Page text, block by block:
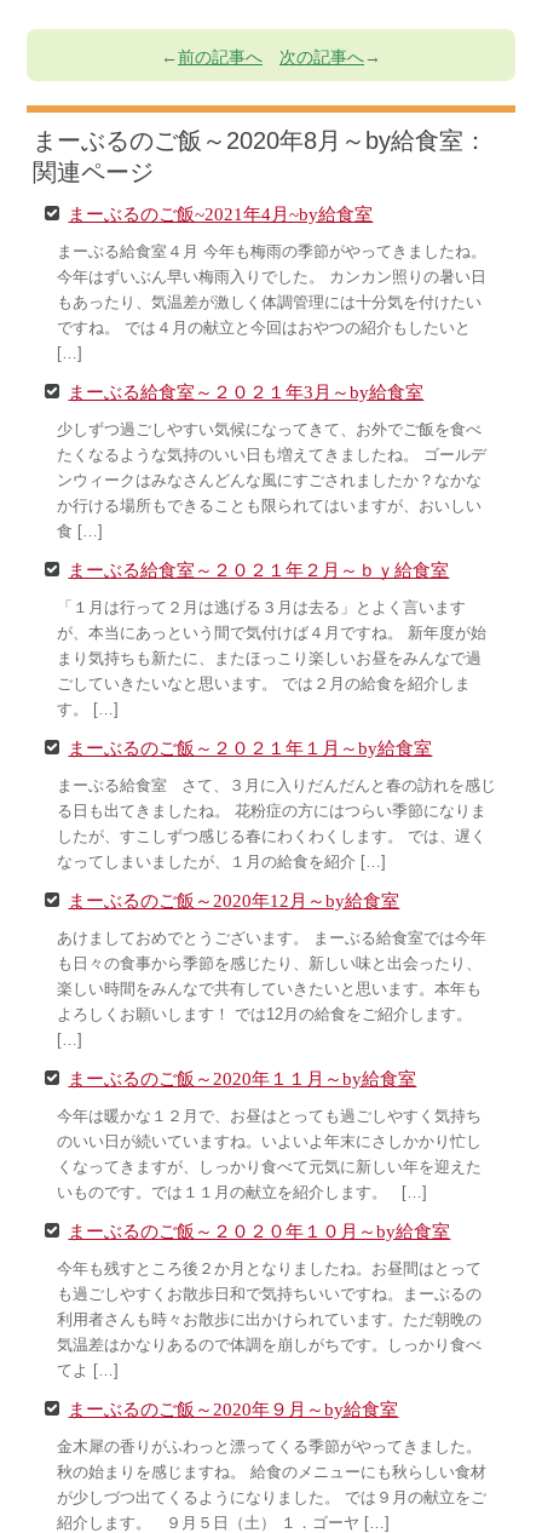
←前の記事へ 次の記事へ→
まーぶるのご飯～2020年8月～by給食室：
関連ページ
まーぶるのご飯~2021年4月~by給食室
まーぶる給食室４月 今年も梅雨の季節がやってきましたね。
今年はずいぶん早い梅雨入りでした。 カンカン照りの暑い日
もあったり、気温差が激しく体調管理には十分気を付けたい
ですね。 では４月の献立と今回はおやつの紹介もしたいと
[…]
まーぶる給食室～２０２１年3月～by給食室
少しずつ過ごしやすい気候になってきて、お外でご飯を食べ
たくなるような気持のいい日も増えてきましたね。 ゴールデ
ンウィークはみなさんどんな風にすごされましたか？なかな
か行ける場所もできることも限られてはいますが、おいしい
食 […]
まーぶる給食室～２０２１年２月～ｂｙ給食室
「１月は行って２月は逃げる３月は去る」とよく言います
が、本当にあっという間で気付けば４月ですね。 新年度が始
まり気持ちも新たに、またほっこり楽しいお昼をみんなで過
ごしていきたいなと思います。 では２月の給食を紹介しま
す。 […]
まーぶるのご飯～２０２１年１月～by給食室
まーぶる給食室 さて、３月に入りだんだんと春の訪れを感じ
る日も出てきましたね。 花粉症の方にはつらい季節になりま
したが、すこしずつ感じる春にわくわくします。 では、遅く
なってしまいましたが、１月の給食を紹介 […]
まーぶるのご飯～2020年12月～by給食室
あけましておめでとうございます。 まーぶる給食室では今年
も日々の食事から季節を感じたり、新しい味と出会ったり、
楽しい時間をみんなで共有していきたいと思います。本年も
よろしくお願いします！ では12月の給食をご紹介します。
[…]
まーぶるのご飯～2020年１１月～by給食室
今年は暖かな１２月で、お昼はとっても過ごしやすく気持ち
のいい日が続いていますね。いよいよ年末にさしかかり忙し
くなってきますが、しっかり食べて元気に新しい年を迎えた
いものです。では１１月の献立を紹介します。 […]
まーぶるのご飯～２０２０年１０月～by給食室
今年も残すところ後２か月となりましたね。お昼間はとって
も過ごしやすくお散歩日和で気持ちいいですね。まーぶるの
利用者さんも時々お散歩に出かけられています。ただ朝晩の
気温差はかなりあるので体調を崩しがちです。しっかり食べ
てよ […]
まーぶるのご飯～2020年９月～by給食室
金木犀の香りがふわっと漂ってくる季節がやってきました。
秋の始まりを感じますね。 給食のメニューにも秋らしい食材
が少しづつ出てくるようになりました。 では９月の献立をご
紹介します。 ９月５日（土） １．ゴーヤ […]